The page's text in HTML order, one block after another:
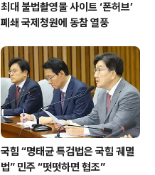
최대 불법촬영물 사이트 ‘폰허브’
폐쇄 국제청원에 동참 열풍
국힘 “명태균 특검법은 국힘 궤멸
법” 민주 “떳떳하면 협조”